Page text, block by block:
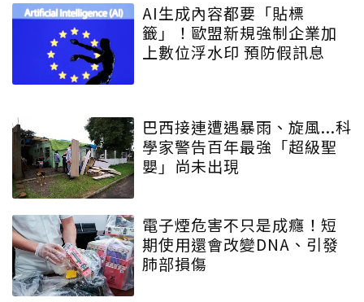
AI生成內容都要「貼標
籤」！歐盟新規強制企業加
上數位浮水印 預防假訊息
巴西接連遭遇暴雨、旋風...科
學家警告百年最強「超級聖
嬰」尚未出現
電子煙危害不只是成癮！短
期使用還會改變DNA、引發
肺部損傷